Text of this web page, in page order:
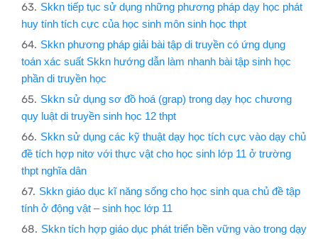
Skkn tiếp tục sử dụng những phương pháp dạy học phát
huy tính tích cực của học sinh môn sinh học thpt
Skkn phương pháp giải bài tập di truyền có ứng dụng
toán xác suất Skkn hướng dẫn làm nhanh bài tập sinh học
phần di truyền học
Skkn sử dụng sơ đồ hoá (grap) trong dạy học chương
quy luật di truyền sinh học 12 thpt
Skkn sử dụng các kỹ thuật dạy học tích cực vào dạy chủ
đề tích hợp nitơ với thực vật cho học sinh lớp 11 ở trường
thpt nghĩa dân
Skkn giáo dục kĩ năng sống cho học sinh qua chủ đề tập
tính ở động vật – sinh học lớp 11
Skkn tích hợp giáo dục phát triển bền vững vào trong dạy